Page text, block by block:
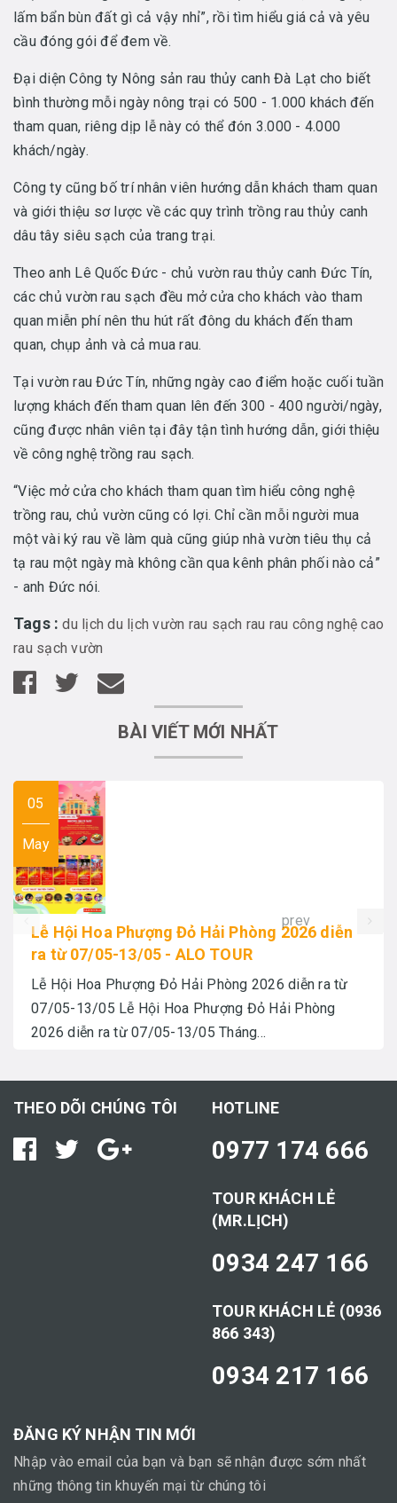
lấm bẩn bùn đất gì cả vậy nhỉ”, rồi tìm hiểu giá cả và yêu
cầu đóng gói để đem về.
Đại diện Công ty Nông sản rau thủy canh Đà Lạt cho biết
bình thường mỗi ngày nông trại có 500 - 1.000 khách đến
tham quan, riêng dịp lễ này có thể đón 3.000 - 4.000
khách/ngày.
Công ty cũng bố trí nhân viên hướng dẫn khách tham quan
và giới thiệu sơ lược về các quy trình trồng rau thủy canh
dâu tây siêu sạch của trang trại.
Theo anh Lê Quốc Đức - chủ vườn rau thủy canh Đức Tín,
các chủ vườn rau sạch đều mở cửa cho khách vào tham
quan miễn phí nên thu hút rất đông du khách đến tham
quan, chụp ảnh và cả mua rau.
Tại vườn rau Đức Tín, những ngày cao điểm hoặc cuối tuần
lượng khách đến tham quan lên đến 300 - 400 người/ngày,
cũng được nhân viên tại đây tận tình hướng dẫn, giới thiệu
về công nghệ trồng rau sạch.
“Việc mở cửa cho khách tham quan tìm hiểu công nghệ
trồng rau, chủ vườn cũng có lợi. Chỉ cần mỗi người mua
một vài ký rau về làm quà cũng giúp nhà vườn tiêu thụ cả
tạ rau một ngày mà không cần qua kênh phân phối nào cả”
- anh Đức nói.
Tags :du lịch du lịch vườn rau sạch rau rau công nghệ cao
rau sạch vườn
BÀI VIẾT MỚI NHẤT
05
May
Lễ Hội Hoa Phượng Đỏ Hải Phòng 2026 diễn
ra từ 07/05-13/05 - ALO TOUR
Lễ Hội Hoa Phượng Đỏ Hải Phòng 2026 diễn ra từ
07/05-13/05 Lễ Hội Hoa Phượng Đỏ Hải Phòng
2026 diễn ra từ 07/05-13/05 Tháng...
prev
THEO DÕI CHÚNG TÔI HOTLINE
0977 174 666
TOUR KHÁCH LẺ
(MR.LỊCH)
0934 247 166
TOUR KHÁCH LẺ (0936
866 343)
0934 217 166
ĐĂNG KÝ NHẬN TIN MỚI
Nhập vào email của bạn và bạn sẽ nhận được sớm nhất
những thông tin khuyến mại từ chúng tôi